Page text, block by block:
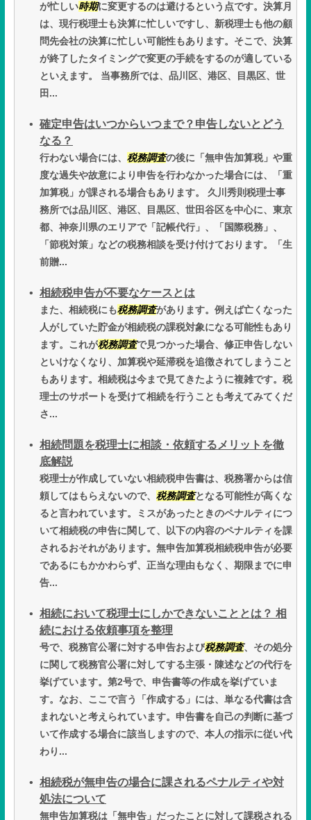
が忙しい時期に変更するのは避けるという点です。決算月
は、現行税理士も決算に忙しいですし、新税理士も他の顧
問先会社の決算に忙しい可能性もあります。そこで、決算
が終了したタイミングで変更の手続をするのが適している
といえます。 当事務所では、品川区、港区、目黒区、世
田...
確定申告はいつからいつまで？申告しないとどう
なる？
行わない場合には、 税務調査の後に「無申告加算税」や重
度な過失や故意により申告を行わなかった場合には、「重
加算税」が課される場合もあります。 久川秀則税理士事
務所では品川区、港区、目黒区、世田谷区を中心に、東京
都、神奈川県のエリアで「記帳代行」、「国際税務」、
「節税対策」などの税務相談を受け付けております。「生
前贈...
相続税申告が不要なケースとは
また、相続税にも税務調査があります。例えば亡くなった
人がしていた貯金が相続税の課税対象になる可能性もあり
ます。これが税務調査で見つかった場合、修正申告しない
といけなくなり、加算税や延滞税を追徴されてしまうこと
もあります。相続税は今まで見てきたように複雑です。税
理士のサポートを受けて相続を行うことも考えてみてくだ
さ...
相続問題を税理士に相談・依頼するメリットを徹
底解説
税理士が作成していない相続税申告書は、税務署からは信
頼してはもらえないので、 税務調査となる可能性が高くな
ると言われています。ミスがあったときのペナルティにつ
いて相続税の申告に関して、以下の内容のペナルティを課
されるおそれがあります。無申告加算税相続税申告が必要
であるにもかかわらず、正当な理由もなく、期限までに申
告...
相続において税理士にしかできないこととは？ 相
続における依頼事項を整理
号で、税務官公署に対する申告および税務調査、その処分
に関して税務官公署に対してする主張・陳述などの代行を
挙げています。第2号で、申告書等の作成を挙げていま
す。なお、ここで言う「作成する」には、単なる代書は含
まれないと考えられています。申告書を自己の判断に基づ
いて作成する場合に該当しますので、本人の指示に従い代
わり...
相続税が無申告の場合に課されるペナルティや対
処法について
無申告加算税は「無申告」だったことに対して課税される